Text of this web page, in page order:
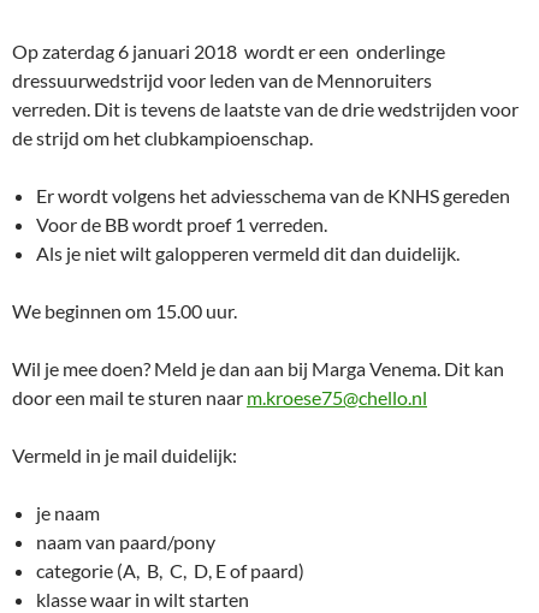
Op zaterdag 6 januari 2018 wordt er een onderlinge
dressuurwedstrijd voor leden van de Mennoruiters
verreden. Dit is tevens de laatste van de drie wedstrijden voor
de strijd om het clubkampioenschap.
Er wordt volgens het adviesschema van de KNHS gereden
Voor de BB wordt proef 1 verreden.
Als je niet wilt galopperen vermeld dit dan duidelijk.
We beginnen om 15.00 uur.
Wil je mee doen? Meld je dan aan bij Marga Venema. Dit kan
door een mail te sturen naar m.kroese75@chello.nl
Vermeld in je mail duidelijk:
je naam
naam van paard/pony
categorie (A, B, C, D, E of paard)
klasse waar in wilt starten